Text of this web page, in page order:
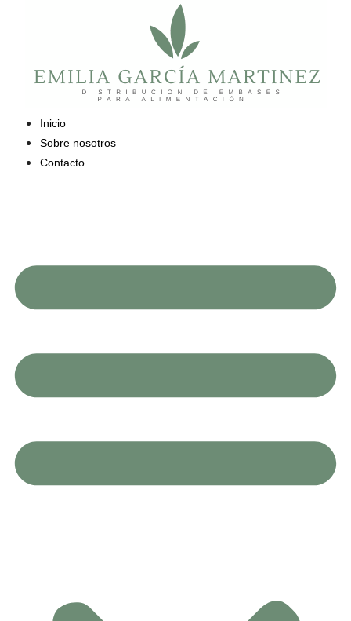
Inicio
Sobre nosotros
Contacto